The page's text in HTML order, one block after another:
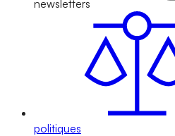
newsletters
politiques